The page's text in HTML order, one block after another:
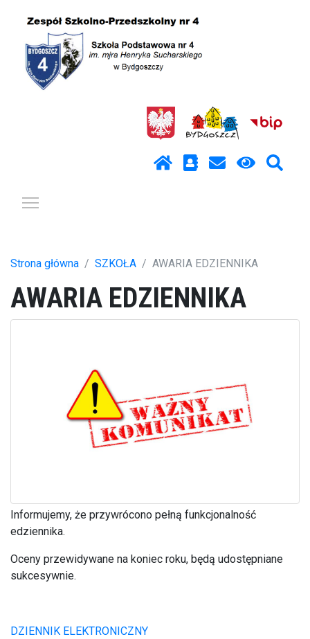
Strona główna SZKOŁA AWARIA EDZIENNIKA
AWARIA EDZIENNIKA
Informujemy, że przywrócono pełną funkcjonalność
edziennika.
Oceny przewidywane na koniec roku, będą udostępniane
sukcesywnie.
DZIENNIK ELEKTRONICZNY